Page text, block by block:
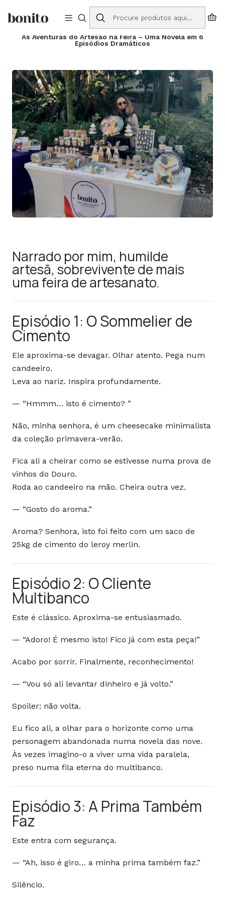
Início
Blog
As Aventuras do Artesão na Feira – Uma Novela em 6
Episódios Dramáticos
Narrado por mim, humilde
artesã, sobrevivente de mais
uma feira de artesanato.
Episódio 1: O Sommelier de
Cimento
Ele aproxima-se devagar. Olhar atento. Pega num
candeeiro.
Leva ao nariz. Inspira profundamente.
— “Hmmm… isto é cimento? ”
Não, minha senhora, é um cheesecake minimalista
da coleção primavera-verão.
Fica ali a cheirar como se estivesse numa prova de
vinhos do Douro.
Roda ao candeeiro na mão. Cheira outra vez.
— “Gosto do aroma.”
Aroma? Senhora, isto foi feito com um saco de
25kg de cimento do leroy merlin.
Episódio 2: O Cliente
Multibanco
Este é clássico. Aproxima-se entusiasmado.
— “Adoro! É mesmo isto! Fico já com esta peça!”
Acabo por sorrir. Finalmente, reconhecimento!
— “Vou só ali levantar dinheiro e já volto.”
Spoiler: não volta.
Eu fico ali, a olhar para o horizonte como uma
personagem abandonada numa novela das nove.
Às vezes imagino-o a viver uma vida paralela,
preso numa fila eterna do multibanco.
Episódio 3: A Prima Também
Faz
Este entra com segurança.
— “Ah, isso é giro… a minha prima também faz.”
Silêncio.